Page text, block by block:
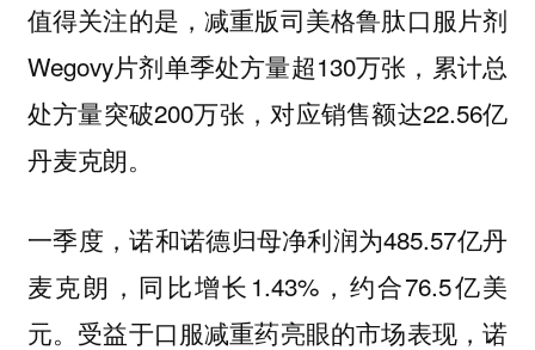
值得关注的是，减重版司美格鲁肽口服片剂
Wegovy片剂单季处方量超130万张，累计总
处方量突破200万张，对应销售额达22.56亿
丹麦克朗。
一季度，诺和诺德归母净利润为485.57亿丹
麦克朗，同比增长1.43%，约合76.5亿美
元。受益于口服减重药亮眼的市场表现，诺